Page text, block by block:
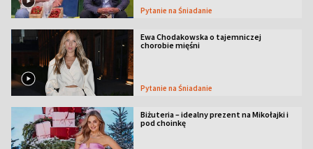
Pytanie na Śniadanie
Ewa Chodakowska o tajemniczej
chorobie mięśni
Pytanie na Śniadanie
Biżuteria – idealny prezent na Mikołajki i
pod choinkę